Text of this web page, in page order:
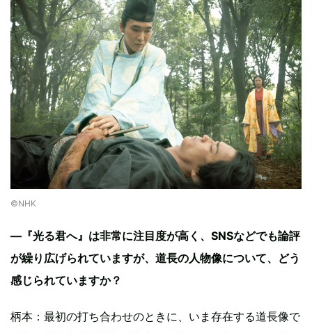
©︎NHK
―『光る君へ』は非常に注目度が高く、SNSなどでも論評
が繰り広げられていますが、道長の人物像について、どう
感じられていますか？
柄本：最初の打ち合わせのときに、いま存在する道長像で